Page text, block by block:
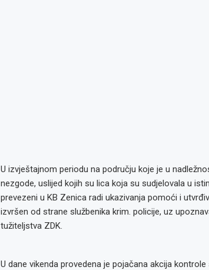
U izvještajnom periodu na području koje je u
nezgode, uslijed kojih su lica koja su sudjelovala u
prevezeni u KB Zenica radi ukazivanja pomoći i
izvršen od strane službenika krim. policije, uz
tužiteljstva ZDK.
U dane vikenda provedena je pojačana akcija